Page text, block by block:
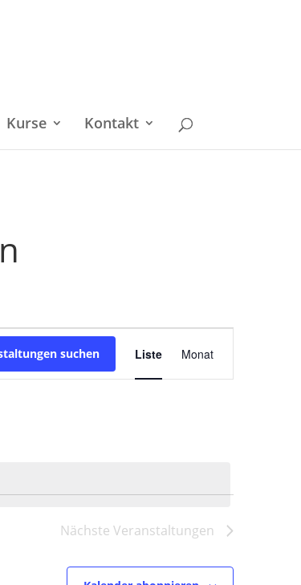
Kurse Kontakt
suchen Ansichten-
Navigation
Liste Monat
Nächste Veranstaltungen